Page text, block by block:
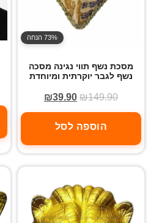
73% הנחה
מסכת נשף תווי נגינה מסכה
נשף לגבר יוקרתית ומיוחדת
₪149.90
₪39.90
הוספה לסל